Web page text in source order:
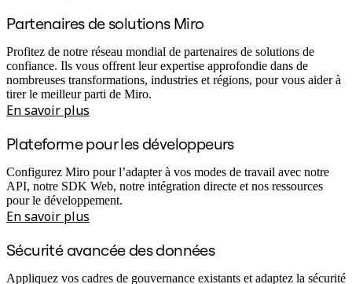
Partenaires de solutions Miro
Profitez de notre réseau mondial de partenaires de solutions de
confiance. Ils vous offrent leur expertise approfondie dans de
nombreuses transformations, industries et régions, pour vous aider à
tirer le meilleur parti de Miro.
En savoir plus
Plateforme pour les développeurs
Configurez Miro pour l’adapter à vos modes de travail avec notre
API, notre SDK Web, notre intégration directe et nos ressources
pour le développement.
En savoir plus
Sécurité avancée des données
Appliquez vos cadres de gouvernance existants et adaptez la sécurité